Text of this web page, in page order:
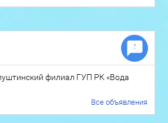
филиал ГУП РК «Вода
Все объявления